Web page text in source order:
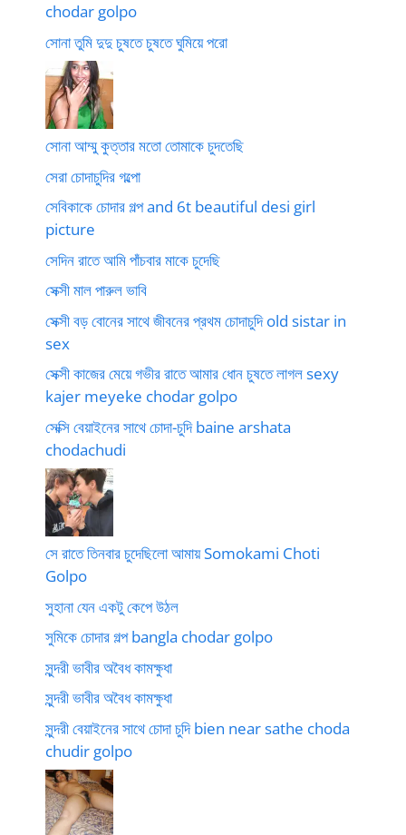
chodar golpo
সোনা তুমি দুদু চুষতে চুষতে ঘুমিয়ে পরো
সোনা আম্মু কুত্তার মতো তোমাকে চুদতেছি
সেরা চোদাচুদির গল্পো
সেবিকাকে চোদার গল্প and 6t beautiful desi girl
picture
সেদিন রাতে আমি পাঁচবার মাকে চুদেছি
সেক্সী মাল পারুল ভাবি
সেক্সী বড় বোনের সাথে জীবনের প্রথম চোদাচুদি old sistar in
sex
সেক্সী কাজের মেয়ে গভীর রাতে আমার ধোন চুষতে লাগল sexy
kajer meyeke chodar golpo
সেক্সি বেয়াইনের সাথে চোদা-চুদি baine arshata
chodachudi
সে রাতে তিনবার চুদেছিলো আমায় Somokami Choti
Golpo
সুহানা যেন একটু কেপে উঠল
সুমিকে চোদার গল্প bangla chodar golpo
সুন্দরী ভাবীর অবৈধ কামক্ষুধা
সুন্দরী ভাবীর অবৈধ কামক্ষুধা
সুন্দরী বেয়াইনের সাথে চোদা চুদি bien near sathe choda
chudir golpo